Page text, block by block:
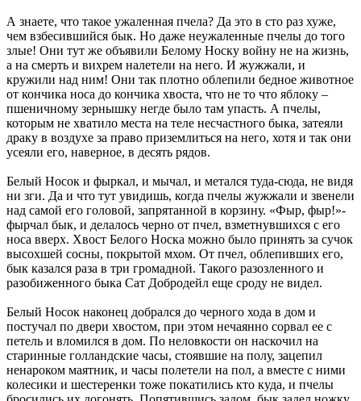
А знаете, что такое ужаленная пчела? Да это в сто раз хуже,
чем взбесившийся бык. Но даже неужаленные пчелы до того
злые! Они тут же объявили Белому Носку войну не на жизнь,
а на смерть и вихрем налетели на него. И жужжали, и
кружили над ним! Они так плотно облепили бедное животное
от кончика носа до кончика хвоста, что не то что яблоку –
пшеничному зернышку негде было там упасть. А пчелы,
которым не хватило места на теле несчастного быка, затеяли
драку в воздухе за право приземлиться на него, хотя и так они
усеяли его, наверное, в десять рядов.
Белый Носок и фыркал, и мычал, и метался туда-сюда, не видя
ни зги. Да и что тут увидишь, когда пчелы жужжали и звенели
над самой его головой, запрятанной в корзину. «Фыр, фыр!»-
фырчал бык, и делалось черно от пчел, взметнувшихся с его
носа вверх. Хвост Белого Носка можно было принять за сучок
высохшей сосны, покрытой мхом. От пчел, облепивших его,
бык казался раза в три громадной. Такого разозленного и
разобиженного быка Сат Добродейл еще сроду не видел.
Белый Носок наконец добрался до черного хода в дом и
постучал по двери хвостом, при этом нечаянно сорвал ее с
петель и вломился в дом. По неловкости он наскочил на
старинные голландские часы, стоявшие на полу, зацепил
ненароком маятник, и часы полетели на пол, а вместе с ними
колесики и шестеренки тоже покатились кто куда, и пчелы